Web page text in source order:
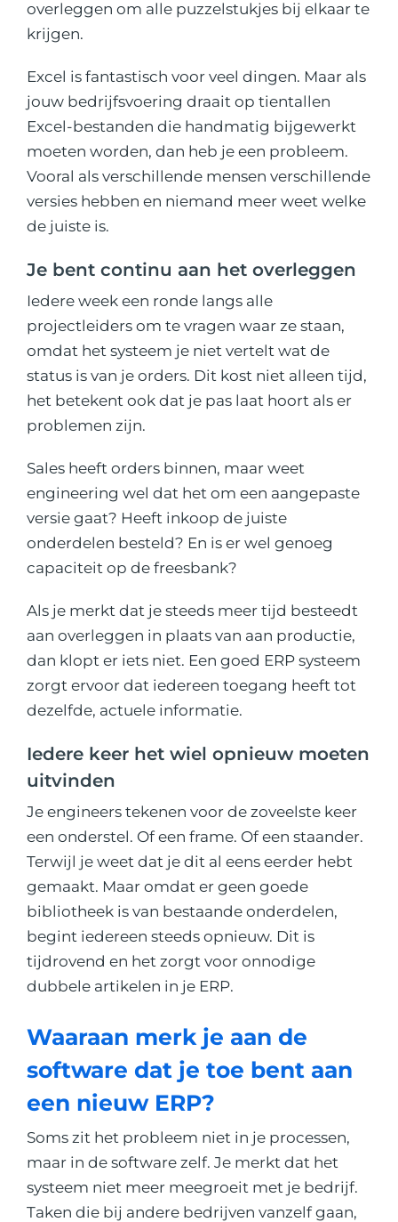
overleggen om alle puzzelstukjes bij elkaar te
krijgen.
Excel is fantastisch voor veel dingen. Maar als
jouw bedrijfsvoering draait op tientallen
Excel-bestanden die handmatig bijgewerkt
moeten worden, dan heb je een probleem.
Vooral als verschillende mensen verschillende
versies hebben en niemand meer weet welke
de juiste is.
Je bent continu aan het overleggen
Iedere week een ronde langs alle
projectleiders om te vragen waar ze staan,
omdat het systeem je niet vertelt wat de
status is van je orders. Dit kost niet alleen tijd,
het betekent ook dat je pas laat hoort als er
problemen zijn.
Sales heeft orders binnen, maar weet
engineering wel dat het om een aangepaste
versie gaat? Heeft inkoop de juiste
onderdelen besteld? En is er wel genoeg
capaciteit op de freesbank?
Als je merkt dat je steeds meer tijd besteedt
aan overleggen in plaats van aan productie,
dan klopt er iets niet. Een goed ERP systeem
zorgt ervoor dat iedereen toegang heeft tot
dezelfde, actuele informatie.
Iedere keer het wiel opnieuw moeten
uitvinden
Je engineers tekenen voor de zoveelste keer
een onderstel. Of een frame. Of een staander.
Terwijl je weet dat je dit al eens eerder hebt
gemaakt. Maar omdat er geen goede
bibliotheek is van bestaande onderdelen,
begint iedereen steeds opnieuw. Dit is
tijdrovend en het zorgt voor onnodige
dubbele artikelen in je ERP.
Waaraan merk je aan de
software dat je toe bent aan
een nieuw ERP?
Soms zit het probleem niet in je processen,
maar in de software zelf. Je merkt dat het
systeem niet meer meegroeit met je bedrijf.
Taken die bij andere bedrijven vanzelf gaan,